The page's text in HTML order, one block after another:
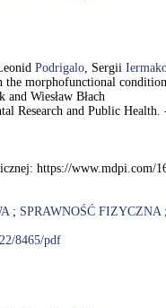
Podrigalo, Sergii
the morphofunctional
and Wiesław Błach
Research and Public
https://www.mdpi.com/
; SPRAWNOŚĆ FIZYCZNA
8465/pdf